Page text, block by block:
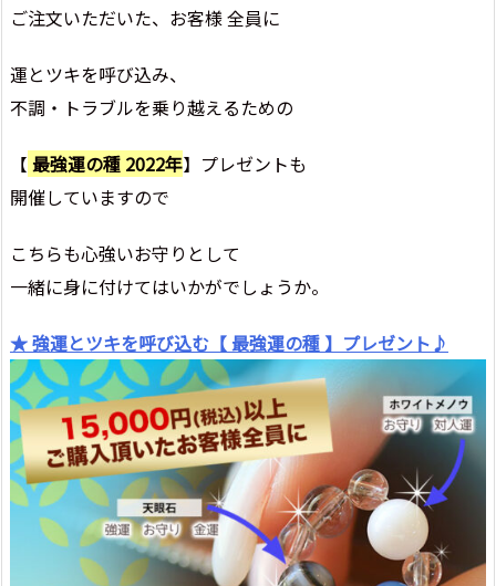
ご注文いただいた、お客様 全員に
運とツキを呼び込み、
不調・トラブルを乗り越えるための
【 最強運の種 2022年】プレゼントも
開催していますので
こちらも心強いお守りとして
一緒に身に付けてはいかがでしょうか。
★ 強運とツキを呼び込む【 最強運の種 】プレゼント♪